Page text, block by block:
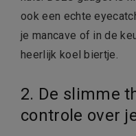
ook een echte
je mancave of in de
heerlijk koel biertje.
2. De slimme
controle over